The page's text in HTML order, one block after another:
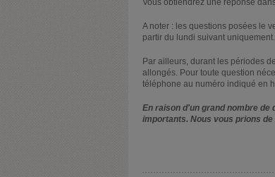
A noter : les questions posées le
partir du lundi suivant uniquement.
Par ailleurs, durant les périodes
allongés. Pour toute question
téléphone au numéro indiqué en
En raison d'un grand nombre
importants. Nous vous prions de